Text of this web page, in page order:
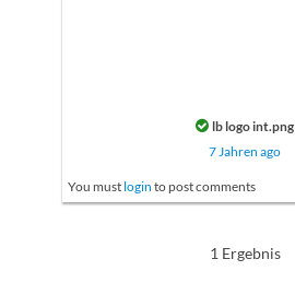
lb logo int.png
7 Jahren ago
You must login to post comments
1 Ergebnis